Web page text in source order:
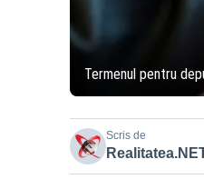
Termenul pentru
Scris de